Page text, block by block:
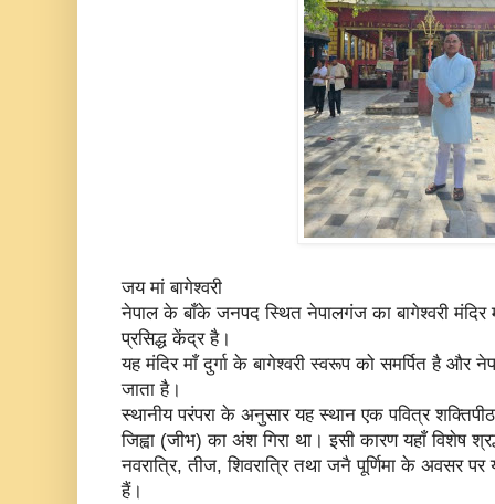
जय मां बागेश्वरी
नेपाल के बाँके जनपद स्थित नेपालगंज का बागेश्वरी मंदिर
प्रसिद्ध केंद्र है।
यह मंदिर माँ दुर्गा के बागेश्वरी स्वरूप को समर्पित है और
जाता है।
स्थानीय परंपरा के अनुसार यह स्थान एक पवित्र
जिह्वा (जीभ) का अंश गिरा था। इसी कारण यहाँ विशेष
नवरात्रि, तीज, शिवरात्रि तथा जनै पूर्णिमा के अवसर
हैं।